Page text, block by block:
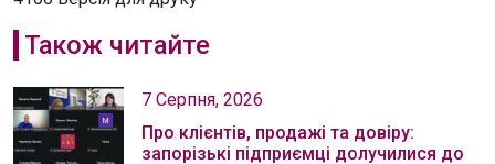
Також читайте
7 Серпня, 2026
Про клієнтів, продажі та довіру:
запорізькі підприємці долучилися до